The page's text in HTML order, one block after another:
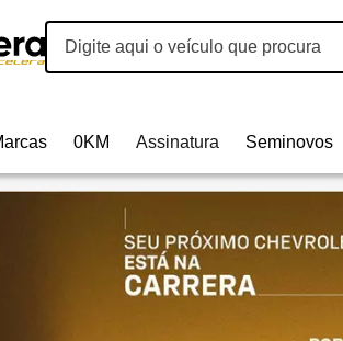
0KM Assinatura Seminovos
Veículos |